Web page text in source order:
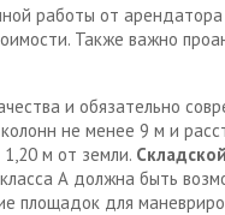
работы от
Также важно
и обязательно
колонн не менее 9 м и
м от земли.
А должна быть
площадок для